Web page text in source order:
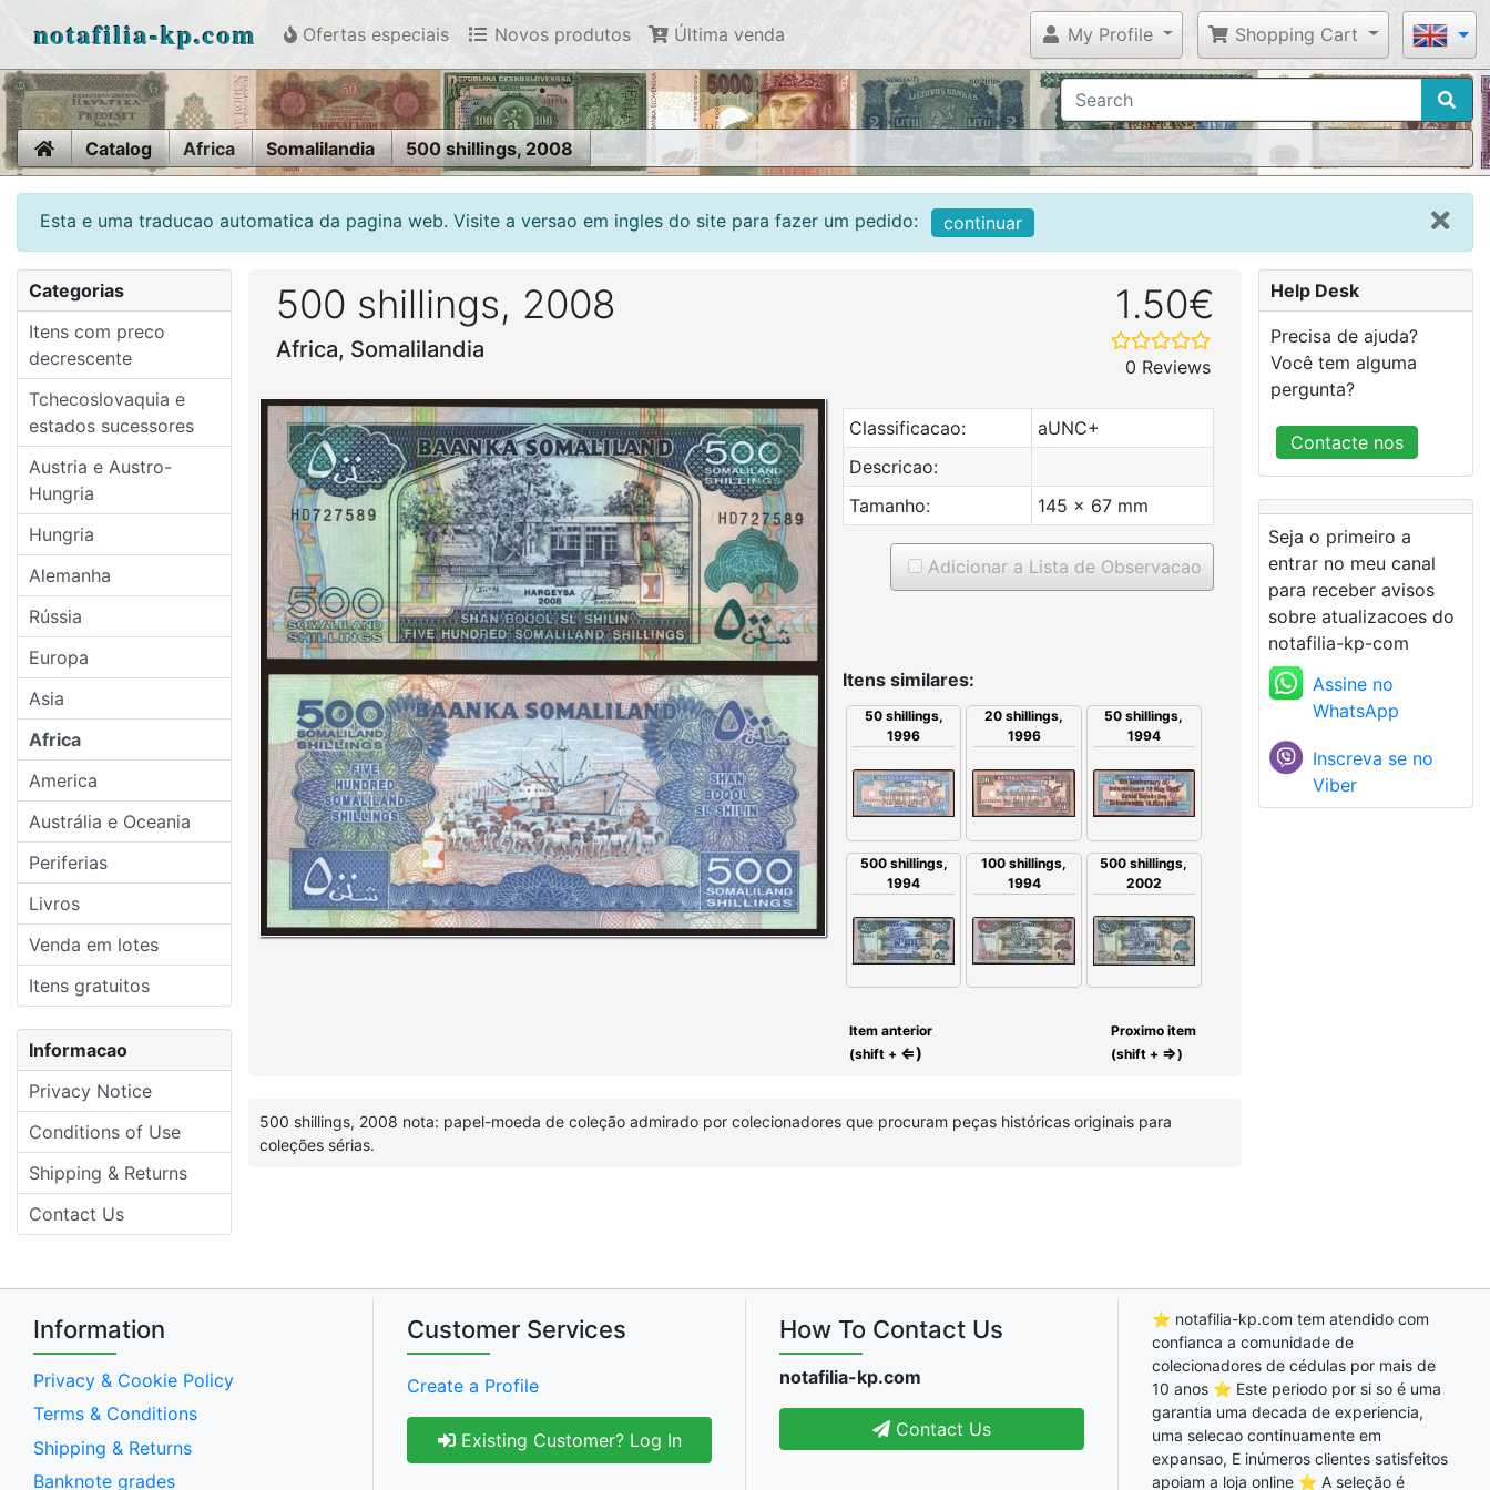
notafilia-kp.com Ofertas especiais Novos produtos Última venda My Profile Shopping Cart
HomeCatalog Africa Somalilandia 500 shillings, 2008
Esta e uma traducao automatica da pagina web. Visite a versao em ingles do site para fazer um pedido: continuar
Categorias
Itens com preco
decrescente
Tchecoslovaquia e
estados sucessores
Austria e Austro-
Hungria
Hungria
Alemanha
Rússia
Europa
Asia
Africa
America
Austrália e Oceania
Periferias
Livros
Venda em lotes
Itens gratuitos
Informacao
Privacy Notice
Conditions of Use
Shipping & Returns
Contact Us
500 shillings, 2008
Africa, Somalilandia
1.50€
0 Reviews
Classificacao:
aUNC+
Descricao:
Tamanho:
145 x 67 mm
Adicionar a Lista de Observacao
Itens similares:
50 shillings,
1996
20 shillings,
1996
50 shillings,
1994
500 shillings,
1994
100 shillings,
1994
500 shillings,
2002
Item anterior
(shift + ⇐)
Proximo item
(shift + ⇒)
500 shillings, 2008 nota: papel-moeda de coleção admirado por colecionadores que procuram peças históricas originais para
coleções sérias.
Help Desk
Precisa de ajuda?
Você tem alguma
pergunta?
Contacte nos
Seja o primeiro a
entrar no meu canal
para receber avisos
sobre atualizacoes do
notafilia-kp-com
Assine no
WhatsApp
Inscreva se no
Viber
Information
Privacy & Cookie Policy
Terms & Conditions
Shipping & Returns
Banknote grades
Customer Services
Create a Profile
Existing Customer? Log In
How To Contact Us
notafilia-kp.com
Contact Us
⭐ notafilia-kp.com tem atendido com
confianca a comunidade de
colecionadores de cédulas por mais de
10 anos ⭐ Este periodo por si so é uma
garantia uma decada de experiencia,
uma selecao continuamente em
expansao, E inúmeros clientes satisfeitos
apoiam a loja online ⭐ A seleção é